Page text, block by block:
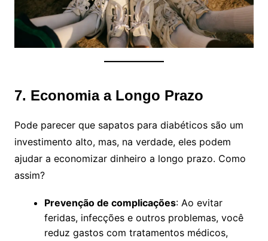
7. Economia a Longo Prazo
Pode parecer que sapatos para diabéticos são um
investimento alto, mas, na verdade, eles podem
ajudar a economizar dinheiro a longo prazo. Como
assim?
Prevenção de complicações: Ao evitar
feridas, infecções e outros problemas, você
reduz gastos com tratamentos médicos,